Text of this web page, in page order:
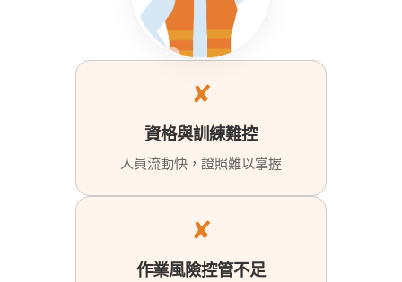
✘
資格與訓練難控
人員流動快，證照難以掌握
✘
作業風險控管不足